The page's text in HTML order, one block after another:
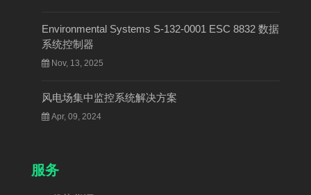
Environmental Systems S-132-0001 ESC 8832 数据
系统控制器
Nov, 13, 2025
风电场集中监控系统解决方案
Apr, 09, 2024
服务